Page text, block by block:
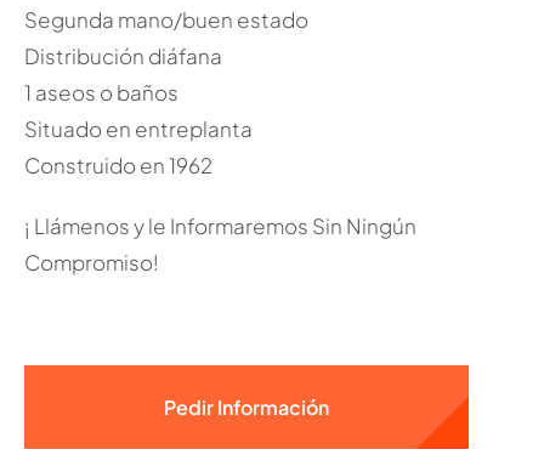
Segunda mano/buen estado
Distribución diáfana
1 aseos o baños
Situado en entreplanta
Construido en 1962
¡ Llámenos y le Informaremos Sin Ningún
Compromiso!
Pedir Información